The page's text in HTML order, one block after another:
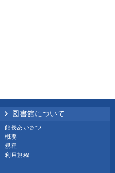
図書館について
館長あいさつ
概要
規程
利用規程